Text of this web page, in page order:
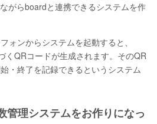
がらboardと連携できるシステムを作
ォンからシステムを起動すると、
くQRコードが生成されます。そのQR
・終了を記録できるというシステム
管理システムをお作りになっ